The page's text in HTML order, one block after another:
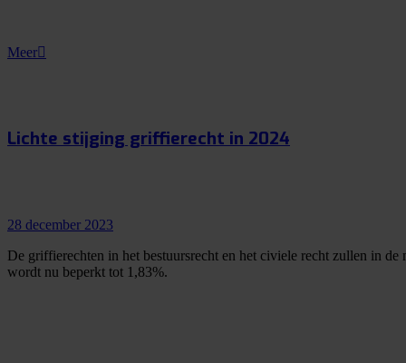
Meer
Lichte stijging griffierecht in 2024
28 december 2023
De griffierechten in het bestuursrecht en het civiele recht zullen in
wordt nu beperkt tot 1,83%.